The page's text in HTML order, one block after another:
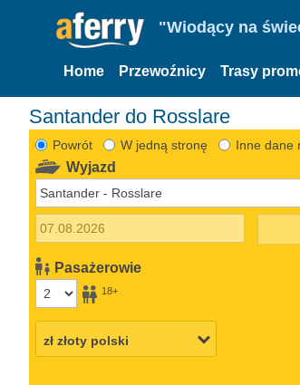
"Wiodący na
Home Przewoźnicy Trasy
Santander do Rosslare
Powrót W jedną stronę Inne dane
Wyjazd
Pasażerowie
18+